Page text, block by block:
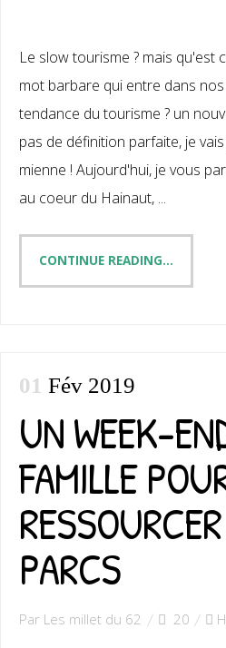
Le slow tourisme ? mais qu'est
mot barbare qui entre dans nos
tendance du tourisme ? un
pas de définition parfaite, je
mienne ! Aujourd'hui, je vous
au coeur du Hainaut, ...
CONTINUE READING...
01 Fév 2019
UN WEEK-
FAMILLE
PARCS
Par Les millet du 62 20